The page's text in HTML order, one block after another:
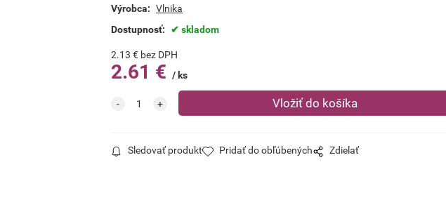
Výrobca: Vlnika
Dostupnosť:
skladom
2.13 € bez DPH
2.61 € ks
Sledovať produkt Pridať do obľúbených Zdielať